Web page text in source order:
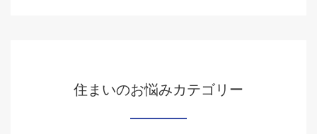
住まいのお悩みカテゴリー